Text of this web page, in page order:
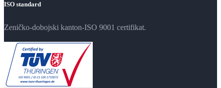
ISO standard
Zeničko-dobojski kanton-ISO 9001 certifikat.